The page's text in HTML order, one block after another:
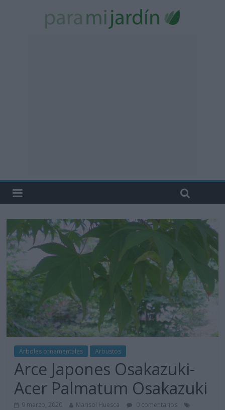
Árboles ornamentales Arbustos
Arce Japones Osakazuki-
Acer Palmatum Osakazuki
9 marzo, 2020 Marisol Huesca
0 comentarios